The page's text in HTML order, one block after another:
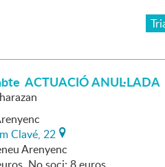
ACTUACIÓ ANUL·LADA
Clavé, 22
Arenyenc